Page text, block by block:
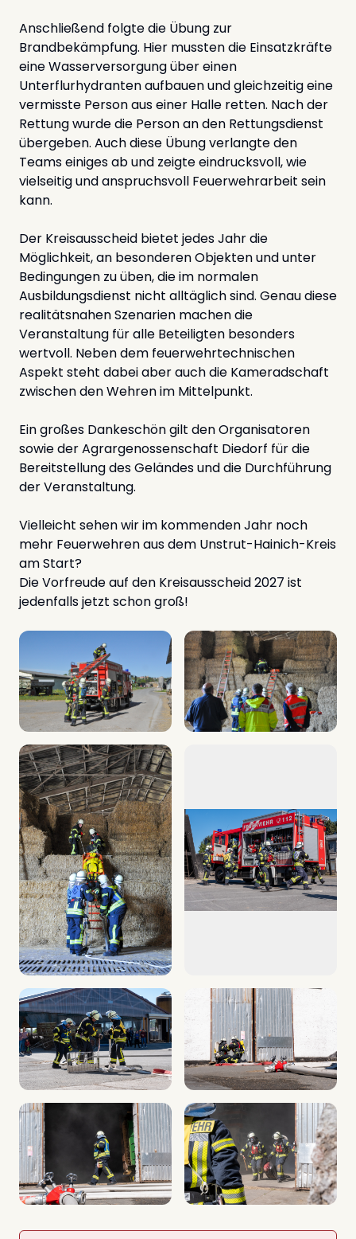
Anschließend folgte die Übung zur
Brandbekämpfung. Hier mussten die Einsatzkräfte
eine Wasserversorgung über einen
Unterflurhydranten aufbauen und gleichzeitig eine
vermisste Person aus einer Halle retten. Nach der
Rettung wurde die Person an den Rettungsdienst
übergeben. Auch diese Übung verlangte den
Teams einiges ab und zeigte eindrucksvoll, wie
vielseitig und anspruchsvoll Feuerwehrarbeit sein
kann.
Der Kreisausscheid bietet jedes Jahr die
Möglichkeit, an besonderen Objekten und unter
Bedingungen zu üben, die im normalen
Ausbildungsdienst nicht alltäglich sind. Genau diese
realitätsnahen Szenarien machen die
Veranstaltung für alle Beteiligten besonders
wertvoll. Neben dem feuerwehrtechnischen
Aspekt steht dabei aber auch die Kameradschaft
zwischen den Wehren im Mittelpunkt.
Ein großes Dankeschön gilt den Organisatoren
sowie der Agrargenossenschaft Diedorf für die
Bereitstellung des Geländes und die Durchführung
der Veranstaltung.
Vielleicht sehen wir im kommenden Jahr noch
mehr Feuerwehren aus dem Unstrut-Hainich-Kreis
am Start?
Die Vorfreude auf den Kreisausscheid 2027 ist
jedenfalls jetzt schon groß!